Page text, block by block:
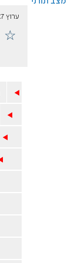
ערוץ 7